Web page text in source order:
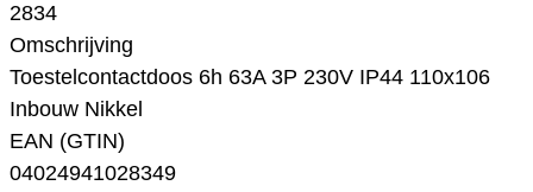
2834
Omschrijving
Toestelcontactdoos 6h 63A 3P 230V IP44 110x106
Inbouw Nikkel
EAN (GTIN)
04024941028349